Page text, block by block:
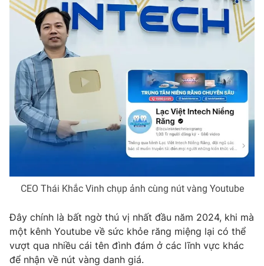
Hậu trường
Nhân vật
Khán giả
Giải sao mai
Giải trí
Điện ảnh
Âm nhạc
Sao
Đời sống
Du lịch
Làm đẹp
Chất lượng cuộc sống
Giáo dục
Tuyển sinh
Học trực tuyến
Công nghệ
Hitech Công nghệ tương lai
Thị trường
Giao lưu trực tuyến
Lịch phát sóng
Chuyên mục khác
Emagazine Podcast
CEO Thái Khắc Vinh chụp ảnh cùng nút vàng Youtube
Đây chính là bất ngờ thú vị nhất đầu năm 2024, khi mà
một kênh Youtube về sức khỏe răng miệng lại có thể
vượt qua nhiều cái tên đình đám ở các lĩnh vực khác
để nhận về nút vàng danh giá.